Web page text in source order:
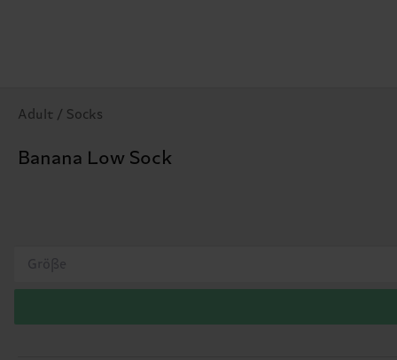
Adult / Socks
Banana Low Sock
Größe